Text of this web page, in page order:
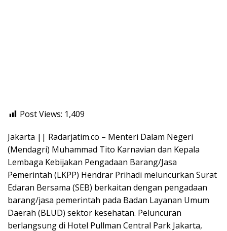
Post Views: 1,409
Jakarta || Radarjatim.co – Menteri Dalam Negeri
(Mendagri) Muhammad Tito Karnavian dan Kepala
Lembaga Kebijakan Pengadaan Barang/Jasa
Pemerintah (LKPP) Hendrar Prihadi meluncurkan Surat
Edaran Bersama (SEB) berkaitan dengan pengadaan
barang/jasa pemerintah pada Badan Layanan Umum
Daerah (BLUD) sektor kesehatan. Peluncuran
berlangsung di Hotel Pullman Central Park Jakarta,